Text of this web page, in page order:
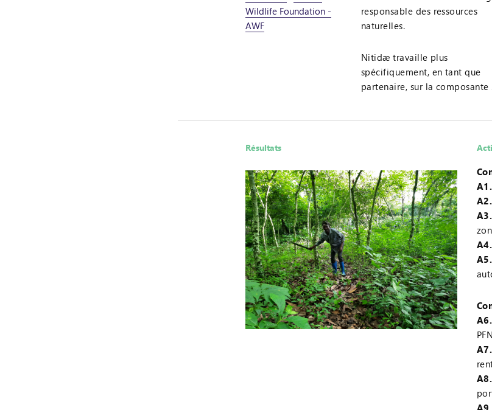
Wildlife Foundation -
AWF
responsable des ressources
naturelles.
Nitidæ travaille plus
spécifiquement, en tant que
partenaire, sur la composante
Résultats
A1.
A2.
A3.
A4.
A5.
A6.
A7.
A8.